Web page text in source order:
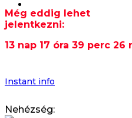
Még eddig lehet
jelentkezni:
13 nap 17 óra 39 perc 25
Instant info
Nehézség: